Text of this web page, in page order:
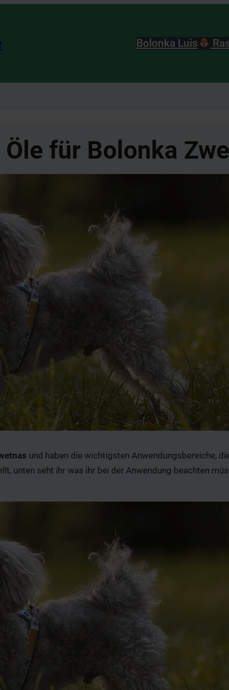
Bolonka Luis
Öle für Bolonka
und haben die wichtigsten Anwendungsbereiche,
unten seht ihr was ihr bei der Anwendung beachten